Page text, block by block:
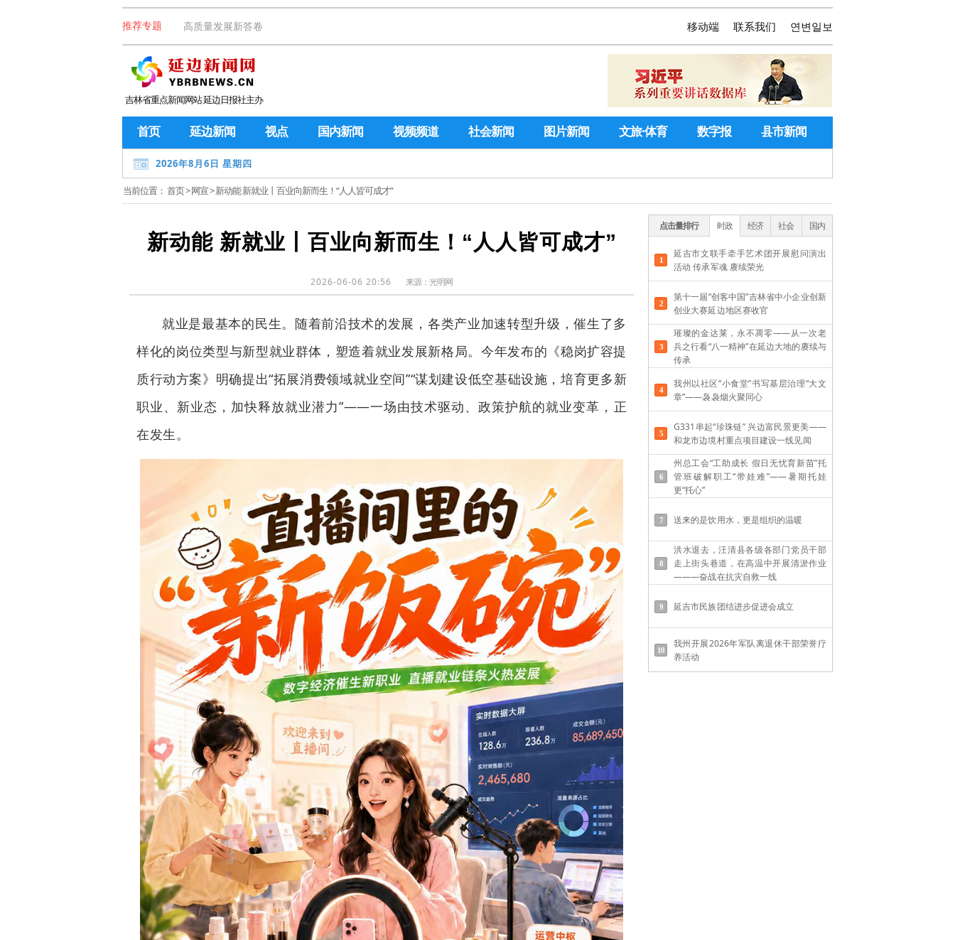
推荐专题 高质量发展新答卷 연변일보
联系我们
移动端
吉林省重点新闻网站 延边日报社主办
首页 延边新闻 视点 国内新闻 视频频道 社会新闻 图片新闻 文旅·体育 数字报 县市新闻
2026年8月6日 星期四
当前位置： 首页>网宣> 新动能 新就业丨百业向新而生！“人人皆可成才”
新动能 新就业丨百业向新而生！“人人皆可成才”
2026-06-06 20:56 来源： 光明网
就业是最基本的民生。随着前沿技术的发展，各类产业加速转型升级，催生了多
样化的岗位类型与新型就业群体，塑造着就业发展新格局。今年发布的《稳岗扩容提
质行动方案》明确提出“拓展消费领域就业空间”“谋划建设低空基础设施，培育更多新
职业、新业态，加快释放就业潜力”——一场由技术驱动、政策护航的就业变革，正
在发生。
点击量排行 时政 经济 社会 国内
延吉市文联手牵手艺术团开展慰问演出
活动 传承军魂 赓续荣光
第十一届“创客中国”吉林省中小企业创新
创业大赛延边地区赛收官
璀璨的金达莱，永不凋零——从一次老
兵之行看“八一精神”在延边大地的赓续与
传承
我州以社区“小食堂”书写基层治理“大文
章”——袅袅烟火聚同心
G331串起“珍珠链” 兴边富民景更美——
和龙市边境村重点项目建设一线见闻
州总工会“工助成长 假日无忧育新苗”托
管班破解职工“带娃难”——​暑期托娃
更“托心”
送来的是饮用水，更是组织的温暖
洪水退去，汪清县各级各部门党员干部
走上街头巷道，在高温中开展清淤作业
———奋战在抗灾自救一线
延吉市民族团结进步促进会成立
我州开展2026年军队离退休干部荣誉疗
养活动